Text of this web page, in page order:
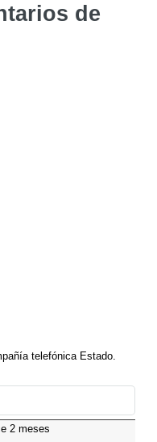
de
telefónica Estado.
2 meses